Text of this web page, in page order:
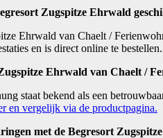
Zugspitze Ehrwald
Ehrwald van Chaelt /
en is direct online te bestellen.
Ehrwald van Chaelt /
staat bekend als een
en vergelijk via de productpagina.
met de Begresort